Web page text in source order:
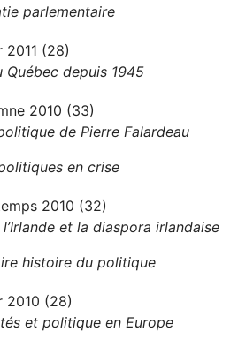
parlementaire
2011 (28)
Québec depuis 1945
2010 (33)
de Pierre Falardeau
en crise
2010 (32)
et la diaspora irlandaise
histoire du politique
2010 (28)
et politique en Europe